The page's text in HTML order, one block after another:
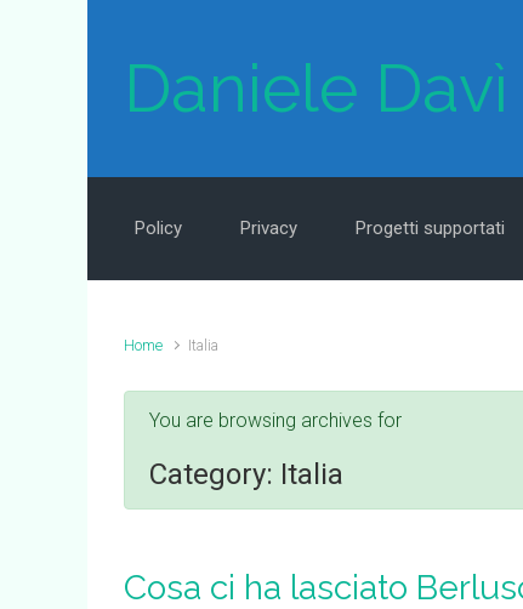
Daniele Davì
Policy Privacy Progetti supportati
Home Italia
You are browsing archives for
Category: Italia
Cosa ci ha lasciato